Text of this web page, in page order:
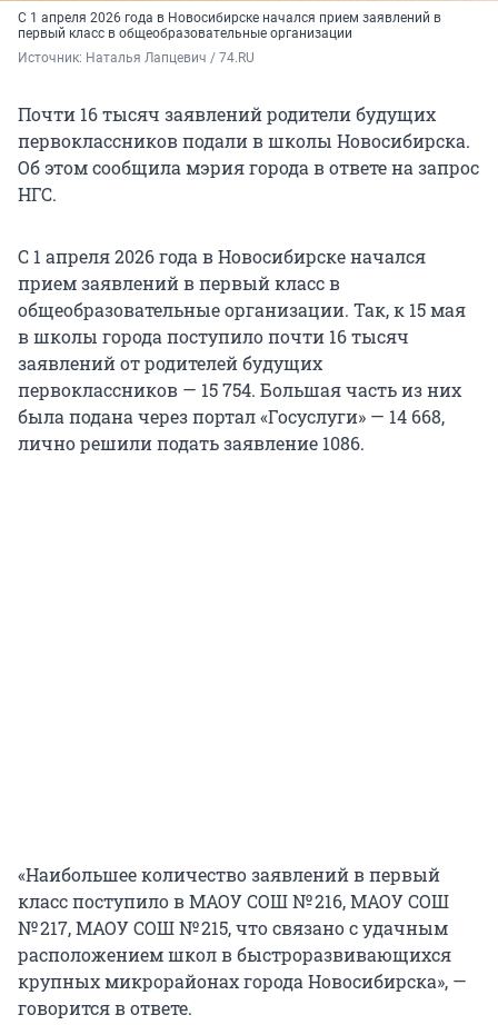
С 1 апреля 2026 года в Новосибирске начался прием заявлений в
первый класс в общеобразовательные организации
Источник: Наталья Лапцевич / 74.RU
Почти 16 тысяч заявлений родители будущих
первоклассников подали в школы Новосибирска.
Об этом сообщила мэрия города в ответе на запрос
НГС.
С 1 апреля 2026 года в Новосибирске начался
прием заявлений в первый класс в
общеобразовательные организации. Так, к 15 мая
в школы города поступило почти 16 тысяч
заявлений от родителей будущих
первоклассников — 15 754. Большая часть из них
была подана через портал «Госуслуги» — 14 668,
лично решили подать заявление 1086.
«Наибольшее количество заявлений в первый
класс поступило в МАОУ СОШ № 216, МАОУ СОШ
№ 217, МАОУ СОШ № 215, что связано с удачным
расположением школ в быстроразвивающихся
крупных микрорайонах города Новосибирска», —
говорится в ответе.